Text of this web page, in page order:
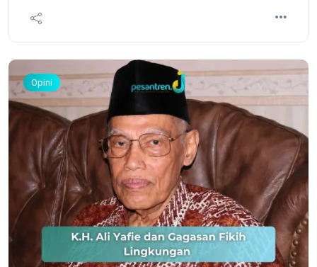
atau ketika kehidupan mulai berubah menjadi lebih
masa ketika diremehkan, ditolak.
Opini